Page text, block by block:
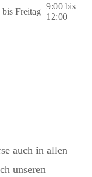
Freitag
9:00 bis
12:00
auch in allen
unseren